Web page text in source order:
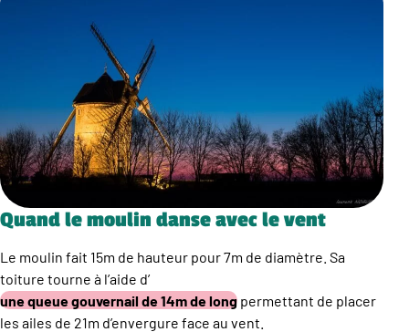
Quand le moulin danse avec le vent
Le moulin fait 15m de hauteur pour 7m de diamètre. Sa
toiture tourne à l’aide d’
une queue gouvernail de 14m de long permettant de placer
les ailes de 21m d’envergure face au vent.